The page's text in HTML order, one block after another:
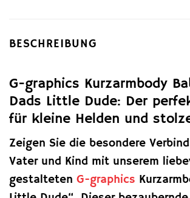
BESCHREIBUNG
G-graphics Kurzarmbody
Dads Little Dude: Der
für kleine Helden und
Zeigen Sie die besondere
Vater und Kind mit unserem
gestalteten G-graphics